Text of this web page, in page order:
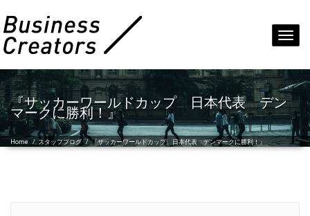
『サッカーワールドカップ 日本代表 デン
マークに勝利！』
Home / スタッフブログ /『サッカーワールドカップ 日本代表 デンマークに勝利！』